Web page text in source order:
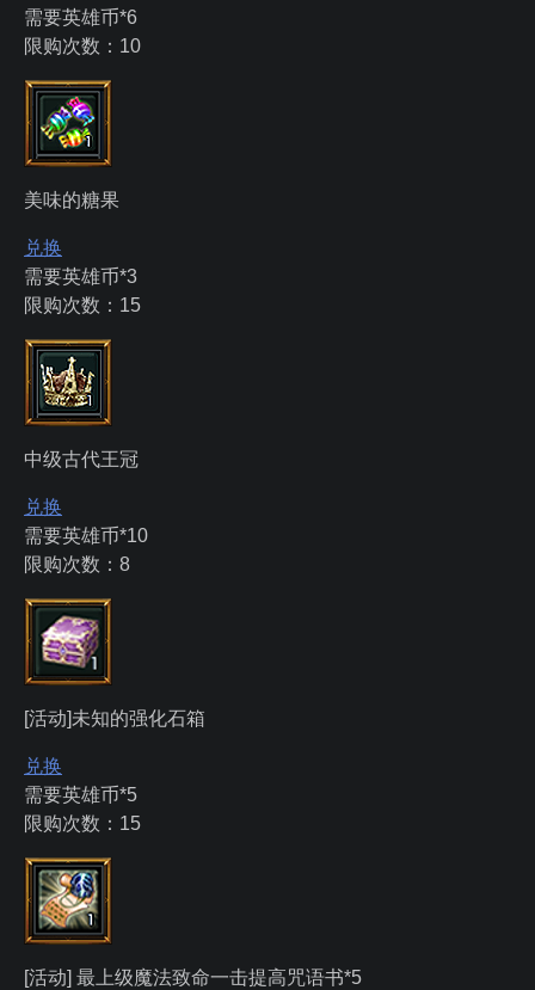
需要英雄币*6
限购次数：10
美味的糖果
兑换
需要英雄币*3
限购次数：15
中级古代王冠
兑换
需要英雄币*10
限购次数：8
[活动]未知的强化石箱
兑换
需要英雄币*5
限购次数：15
[活动] 最上级魔法致命一击提高咒语书*5